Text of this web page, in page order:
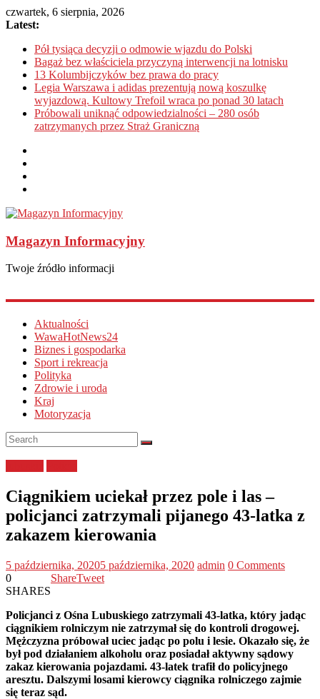
czwartek, 6 sierpnia, 2026
Latest:
Pół tysiąca decyzji o odmowie wjazdu do Polski
Bagaż bez właściciela przyczyną interwencji na lotnisku
13 Kolumbijczyków bez prawa do pracy
Legia Warszawa i adidas prezentują nową koszulkę
wyjazdową. Kultowy Trefoil wraca po ponad 30 latach
Próbowali uniknąć odpowiedzialności – 280 osób
zatrzymanych przez Straż Graniczną
Magazyn Informacyjny
Twoje źródło informacji
Aktualności
WawaHotNews24
Biznes i gospodarka
Sport i rekreacja
Polityka
Zdrowie i uroda
Kraj
Motoryzacja
Ciągnikiem uciekał przez pole i las –
policjanci zatrzymali pijanego 43-latka z
zakazem kierowania
5 października, 20205 października, 2020 admin 0 Comments
0
SHARES
ShareTweet
Policjanci z Ośna Lubuskiego zatrzymali 43-latka, który jadąc
ciągnikiem rolniczym nie zatrzymał się do kontroli drogowej.
Mężczyzna próbował uciec jadąc po polu i lesie. Okazało się, że
był pod działaniem alkoholu oraz posiadał aktywny sądowy
zakaz kierowania pojazdami. 43-latek trafił do policyjnego
aresztu. Dalszymi losami kierowcy ciągnika rolniczego zajmie
się teraz sąd.